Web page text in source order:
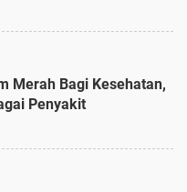
Merah Bagi Kesehatan,
Penyakit